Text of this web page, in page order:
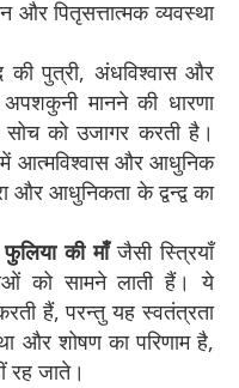
पितृसत्तात्मक व्यवस्था
की पुत्री, अंधविश्वास और
मानने की धारणा
को उजागर करती है।
आत्मविश्वास और आधुनिक
और आधुनिकता के द्वन्द्व का
की माँजैसी स्त्रियाँ
को सामने लाती हैं। ये
हैं, परन्तु यह स्वतंत्रता
और शोषण का परिणाम है,
रह जाते।